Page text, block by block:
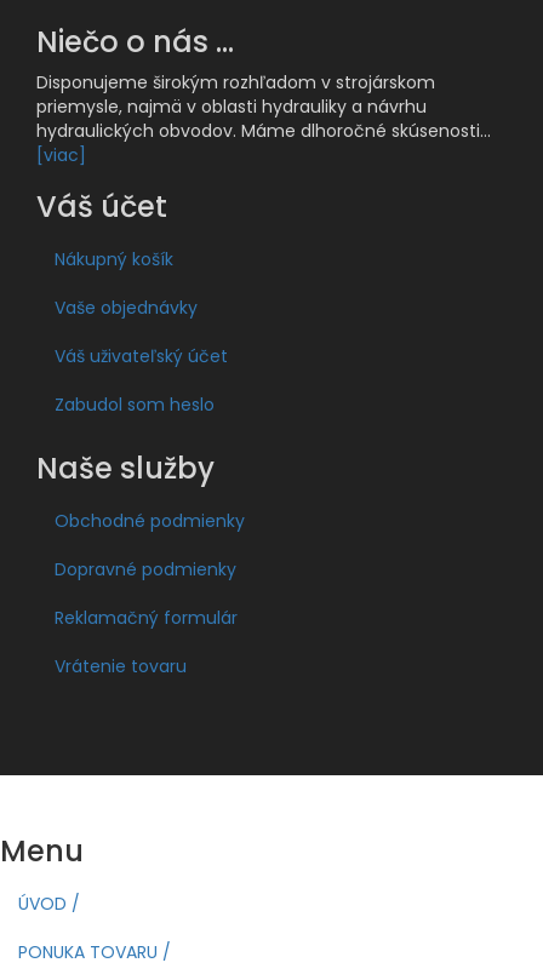
Niečo o nás ...
Disponujeme širokým rozhľadom v strojárskom
priemysle, najmä v oblasti hydrauliky a návrhu
hydraulických obvodov. Máme dlhoročné skúsenosti...
[viac]
Váš účet
Nákupný košík
Vaše objednávky
Váš uživateľský účet
Zabudol som heslo
Naše služby
Obchodné podmienky
Dopravné podmienky
Reklamačný formulár
Vrátenie tovaru
Menu
ÚVOD /
PONUKA TOVARU /